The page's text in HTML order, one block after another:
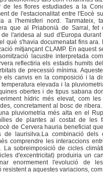
de les flores estudiades a la
de l'estacionalitat entre l'Eocè
a l'hemisferi nord. Tanmateix,
que al Priabonià de Sarral,
l'aridesa al sud d'Europa
què s'havia documenatat fins
mitjançant CLAMP. En aquest
lacustre interpretada
reflectiria els estadis humits
de precessió mínima.
els canvis en la composició i la
elevada i la
obertes i de tipus sabana
hídric més elevat, com
concretament al bosc de
pluviometria més alta en el
de plantes al costat de les
de Cervera hauria beneficiat
laurisilva.La combinació dels
comprendre les interaccions
sobreimposició de cicles
d'excentricitat) produiria un
enormement l'evolució de
a aquestes variacions,